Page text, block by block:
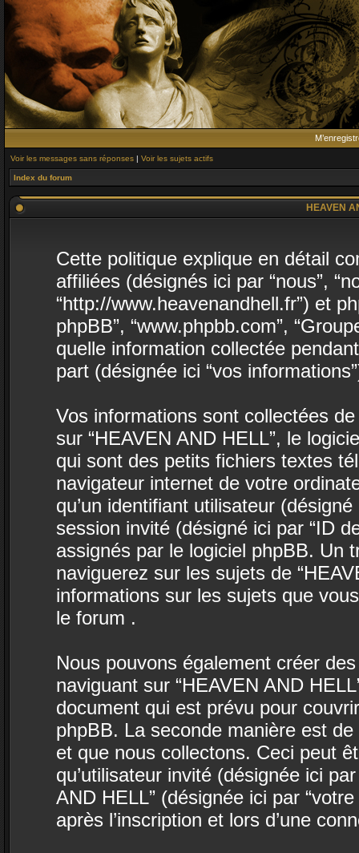
Voir les messages sans réponses | Voir les sujets actifs
Index du forum
HEAVEN
Cette politique explique en détail
affiliées (désignés ici par “nous”,
“http://www.heavenandhell.fr”) et
phpBB”, “www.phpbb.com”,
quelle information collectée
part (désignée ici “vos
Vos informations sont collectées
sur “HEAVEN AND HELL”, le
qui sont des petits fichiers textes
navigateur internet de votre
qu’un identifiant utilisateur
session invité (désigné ici par “ID
assignés par le logiciel phpBB. Un
naviguerez sur les sujets de
informations sur les sujets que
le forum .
Nous pouvons également créer
naviguant sur “HEAVEN AND
document qui est prévu pour
phpBB. La seconde manière est
et que nous collectons. Ceci peut
qu’utilisateur invité (désignée ici
AND HELL” (désignée ici par
après l’inscription et lors d’une